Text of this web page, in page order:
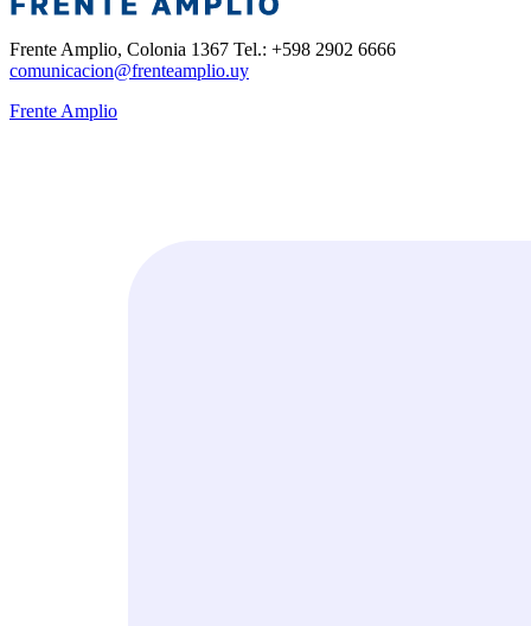
Frente Amplio, Colonia 1367 Tel.: +598 2902 6666
comunicacion@frenteamplio.uy
Frente Amplio